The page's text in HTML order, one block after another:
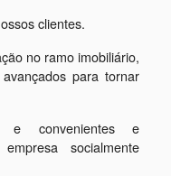
clientes.
no ramo imobiliário,
para tornar
e convenientes e
socialmente